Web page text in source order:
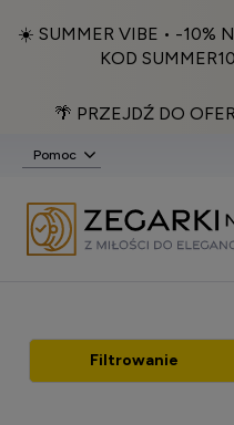
☀️ SUMMER VIBE • -10%
KOD
🌴 PRZEJDŹ DO
Pomoc
Filtrowanie